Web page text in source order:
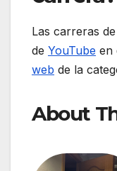
Las carreras
de YouTube en
web de la
About